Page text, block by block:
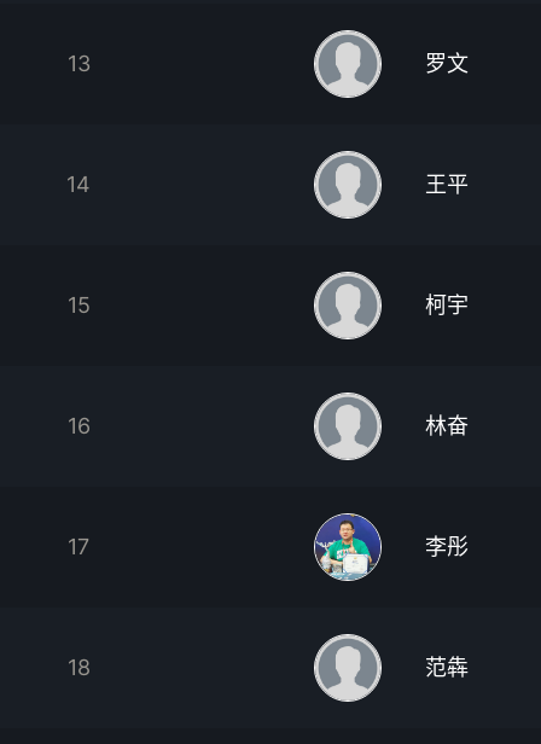
13 罗文
14 王平
15 柯宇
16 林奋
17 李彤
18 范犇